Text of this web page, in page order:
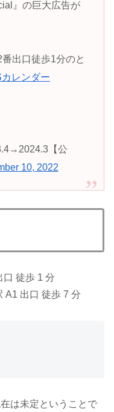
』の巨大広告が
出口徒歩1分のと
レンダー
【公
10, 2022
口 徒歩 1 分
A1 出口 徒歩 7 分
は未定ということで